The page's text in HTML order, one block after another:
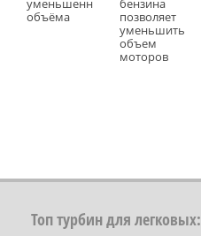
объёма
позволяет
уменьшить
объем
моторов
Топ турбин для легковых: